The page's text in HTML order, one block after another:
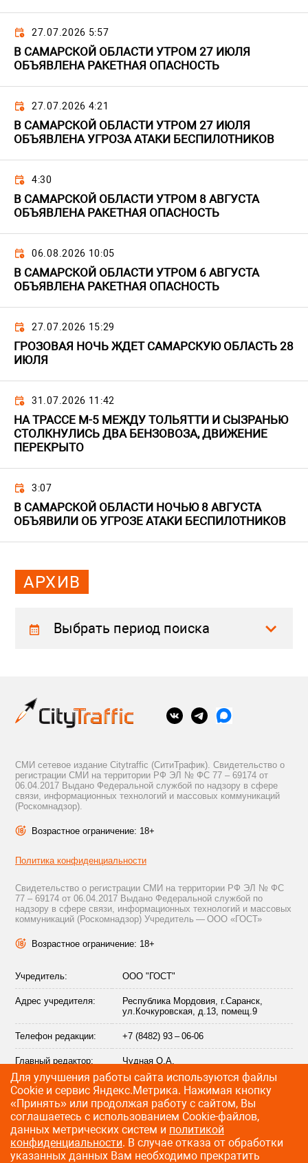
27.07.2026 5:57
В САМАРСКОЙ ОБЛАСТИ УТРОМ 27 ИЮЛЯ
ОБЪЯВЛЕНА РАКЕТНАЯ ОПАСНОСТЬ
27.07.2026 4:21
В САМАРСКОЙ ОБЛАСТИ УТРОМ 27 ИЮЛЯ
ОБЪЯВЛЕНА УГРОЗА АТАКИ БЕСПИЛОТНИКОВ
4:30
В САМАРСКОЙ ОБЛАСТИ УТРОМ 8 АВГУСТА
ОБЪЯВЛЕНА РАКЕТНАЯ ОПАСНОСТЬ
06.08.2026 10:05
В САМАРСКОЙ ОБЛАСТИ УТРОМ 6 АВГУСТА
ОБЪЯВЛЕНА РАКЕТНАЯ ОПАСНОСТЬ
27.07.2026 15:29
ГРОЗОВАЯ НОЧЬ ЖДЕТ САМАРСКУЮ ОБЛАСТЬ 28
ИЮЛЯ
31.07.2026 11:42
НА ТРАССЕ М-5 МЕЖДУ ТОЛЬЯТТИ И СЫЗРАНЬЮ
СТОЛКНУЛИСЬ ДВА БЕНЗОВОЗА, ДВИЖЕНИЕ
ПЕРЕКРЫТО
3:07
В САМАРСКОЙ ОБЛАСТИ НОЧЬЮ 8 АВГУСТА
ОБЪЯВИЛИ ОБ УГРОЗЕ АТАКИ БЕСПИЛОТНИКОВ
АРХИВ
Выбрать период поиска
СМИ сетевое издание Citytraffic (СитиТрафик). Свидетельство о
регистрации СМИ на территории РФ ЭЛ № ФС 77 – 69174 от
06.04.2017 Выдано Федеральной службой по надзору в сфере
связи, информационных технологий и массовых коммуникаций
(Роскомнадзор).
Возрастное ограничение: 18+
Политика конфиденциальности
Свидетельство о регистрации СМИ на территории РФ ЭЛ № ФС
77 – 69174 от 06.04.2017 Выдано Федеральной службой по
надзору в сфере связи, информационных технологий и массовых
коммуникаций (Роскомнадзор) Учредитель — ООО «ГОСТ»
Возрастное ограничение: 18+
Учредитель: ООО "ГОСТ"
Адрес учредителя:
Республика Мордовия, г.Саранск,
ул.Кочкуровская, д.13, помещ.9
Телефон редакции: +7 (8482) 93 – 06-06
Главный редактор: Чудная О.А.
Адрес электронной
почты редакции:
info@citytraffic.ru
©2009—2026 CityTraffic — все права защищены
Для улучшения работы сайта используются файлы
Сookie и сервис Яндекс.Метрика. Нажимая кнопку
«Принять» или продолжая работу с сайтом, Вы
соглашаетесь с использованием Cookie-файлов,
данных метрических систем и политикой
конфиденциальности. В случае отказа от обработки
указанных данных Вам необходимо прекратить